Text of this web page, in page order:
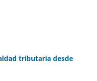
tributaria desde